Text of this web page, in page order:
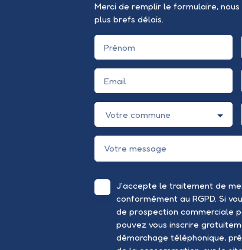
Merci de remplir le formulaire,
plus brefs délais.
Prénom
Email
Votre commune
Votre message
J'accepte le traitement de
conformément au RGPD. Si
de prospection commerciale
pouvez vous inscrire
démarchage téléphonique,